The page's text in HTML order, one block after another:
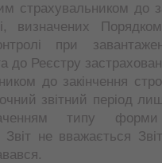
страхувальником до
визначених
при
до Реєстру
до закінчення
звітний період
типу форми
не вважається